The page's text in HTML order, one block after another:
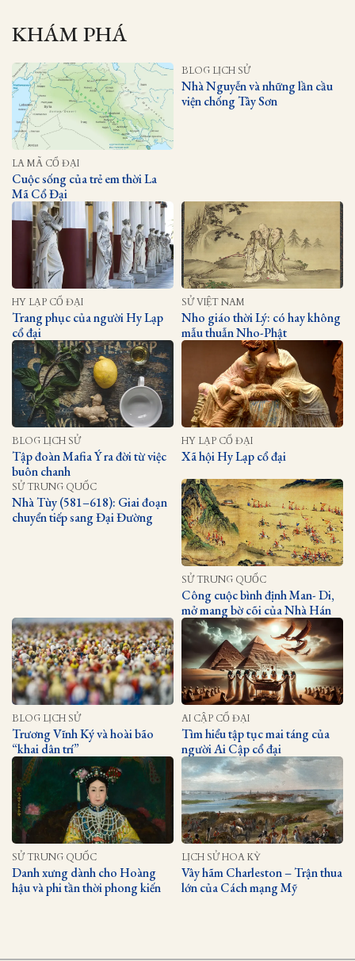
KHÁM PHÁ
LA MÃ CỔ ĐẠI
Cuộc sống của trẻ em thời La
Mã Cổ Đại
BLOG LỊCH SỬ
Nhà Nguyễn và những lần cầu
viện chống Tây Sơn
HY LẠP CỔ ĐẠI
Trang phục của người Hy Lạp
cổ đại
SỬ VIỆT NAM
Nho giáo thời Lý: có hay không
mẫu thuẫn Nho-Phật
BLOG LỊCH SỬ
Tập đoàn Mafia Ý ra đời từ việc
buôn chanh
HY LẠP CỔ ĐẠI
Xã hội Hy Lạp cổ đại
SỬ TRUNG QUỐC
Nhà Tùy (581–618): Giai đoạn
chuyển tiếp sang Đại Đường
SỬ TRUNG QUỐC
Công cuộc bình định Man- Di,
mở mang bờ cõi của Nhà Hán
BLOG LỊCH SỬ
Trương Vĩnh Ký và hoài bão
“khai dân trí”
AI CẬP CỔ ĐẠI
Tìm hiểu tập tục mai táng của
người Ai Cập cổ đại
SỬ TRUNG QUỐC
Danh xưng dành cho Hoàng
hậu và phi tần thời phong kiến
LỊCH SỬ HOA KỲ
Vây hãm Charleston – Trận thua
lớn của Cách mạng Mỹ